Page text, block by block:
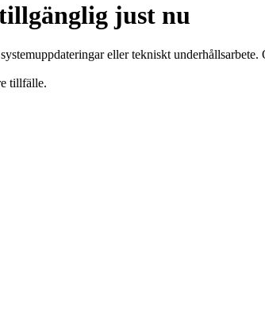
just nu
eller tekniskt
tillfälle.